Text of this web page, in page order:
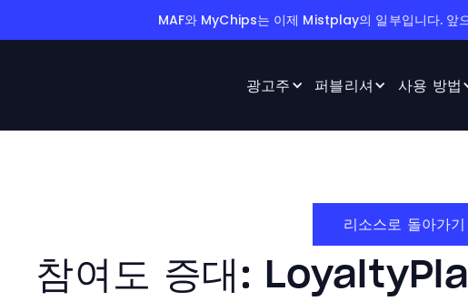
MAF와 MyChips는 이제 Mistplay의 일부입니다. 앞
광고주 퍼블리셔 사용 방법
리소스로 돌아가기
참여도 증대: